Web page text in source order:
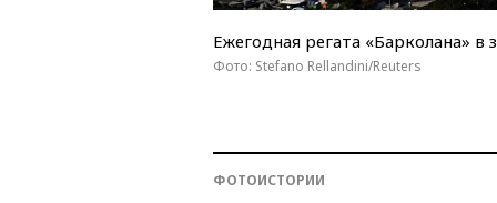
Ежегодная регата «Барколана» в
Фото: Stefano Rellandini/Reuters
ФОТОИСТОРИИ